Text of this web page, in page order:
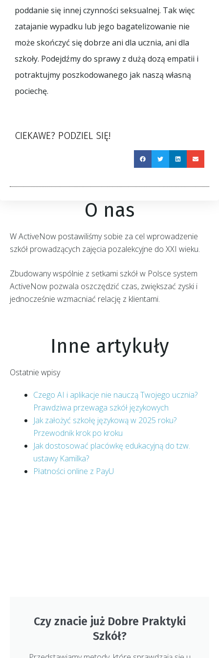
poddanie się innej czynności seksualnej. Tak więc
zatajanie wypadku lub jego bagatelizowanie nie
może skończyć się dobrze ani dla ucznia, ani dla
szkoły. Podejdźmy do sprawy z dużą dozą empatii i
potraktujmy poszkodowanego jak naszą własną
pociechę.
CIEKAWE? PODZIEL SIĘ!
O nas
W ActiveNow postawiliśmy sobie za cel wprowadzenie
szkół prowadzących zajęcia pozalekcyjne do XXI wieku.
Zbudowany wspólnie z setkami szkół w Polsce system
ActiveNow pozwala oszczędzić czas, zwiększać zyski i
jednocześnie wzmacniać relację z klientami.
Inne artykuły
Ostatnie wpisy
Czego AI i aplikacje nie nauczą Twojego ucznia?
Prawdziwa przewaga szkół językowych
Jak założyć szkołę językową w 2025 roku?
Przewodnik krok po kroku
Jak dostosować placówkę edukacyjną do tzw.
ustawy Kamilka?
Płatności online z PayU
Czy znacie już Dobre Praktyki
Szkół?